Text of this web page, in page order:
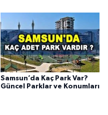
Samsun’da Kaç Park Var?
Güncel Parklar ve Konumları